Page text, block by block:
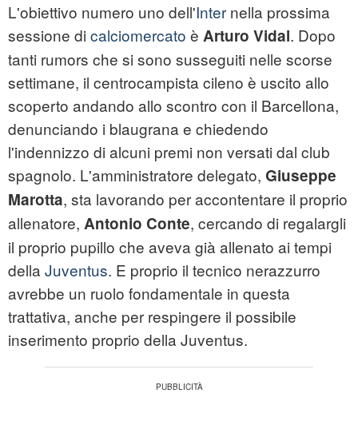
L'obiettivo numero uno dell'Inter nella prossima
sessione di calciomercato è Arturo Vidal. Dopo
tanti rumors che si sono susseguiti nelle scorse
settimane, il centrocampista cileno è uscito allo
scoperto andando allo scontro con il Barcellona,
denunciando i blaugrana e chiedendo
l'indennizzo di alcuni premi non versati dal club
spagnolo. L'amministratore delegato, Giuseppe
Marotta, sta lavorando per accontentare il proprio
allenatore, Antonio Conte, cercando di regalargli
il proprio pupillo che aveva già allenato ai tempi
della Juventus. E proprio il tecnico nerazzurro
avrebbe un ruolo fondamentale in questa
trattativa, anche per respingere il possibile
inserimento proprio della Juventus.